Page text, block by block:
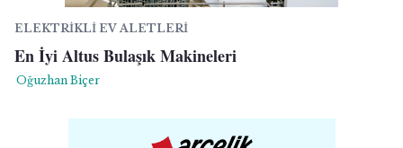
ELEKTRIKLI EV ALETLERI
En İyi Altus Bulaşık Makineleri
Oğuzhan Biçer